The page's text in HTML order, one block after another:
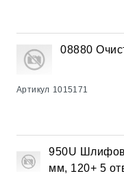
08880
Артикул 1015171
950U
мм, 120+ 5